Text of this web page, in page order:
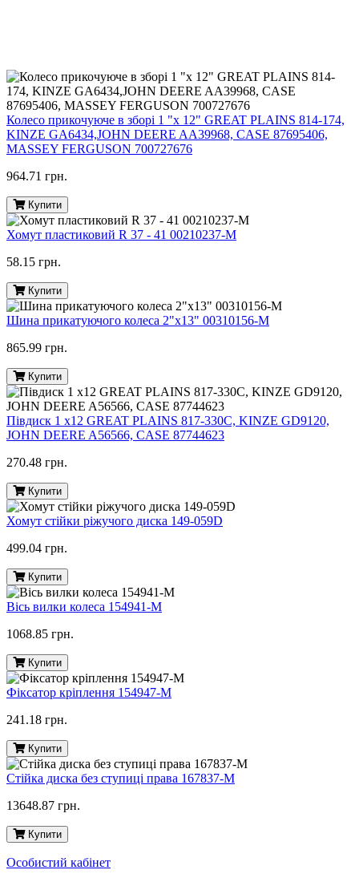
Колесо прикочуюче в зборі 1 "х 12" GREAT PLAINS 814-174,
KINZE GA6434,JOHN DEERE AA39968, CASE 87695406,
MASSEY FERGUSON 700727676
964.71 грн.
Купити
Хомут пластиковий R 37 - 41 00210237-M
58.15 грн.
Купити
Шина прикатуючого колеса 2"х13" 00310156-M
865.99 грн.
Купити
Півдиск 1 х12 GREAT PLAINS 817-330C, KINZE GD9120,
JOHN DEERE A56566, CASE 87744623
270.48 грн.
Купити
Хомут стійки ріжучого диска 149-059D
499.04 грн.
Купити
Вісь вилки колеса 154941-M
1068.85 грн.
Купити
Фіксатор кріплення 154947-M
241.18 грн.
Купити
Стійка диска без ступиці права 167837-M
13648.87 грн.
Купити
Особистий кабінет